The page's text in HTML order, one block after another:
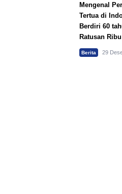
Mengenal
Tertua di
Berdiri 60
Ratusan
Berita 29